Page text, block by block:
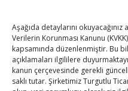
Aşağıda detaylarını okuyacağınız
Verilerin Korunması Kanunu
kapsamında düzenlenmiştir. Bu
açıklamaları ilgililere
kanun çerçevesinde gerekli
saklı tutar. Şirketimiz Turgutlu
Diren ailesine taziye ziyareti
ByTUTSOon Ağu 4, 2026
Hisarcıklıoğlu, Ardahan